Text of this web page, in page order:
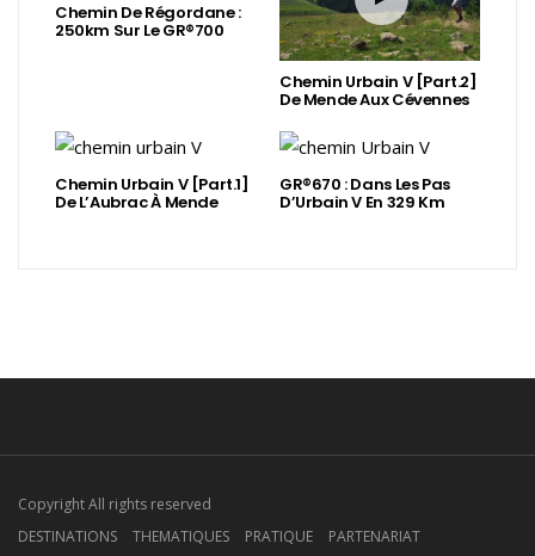
Chemin De Régordane :
250km Sur Le GR®700
Chemin Urbain V [Part.2]
De Mende Aux Cévennes
Chemin Urbain V [Part.1]
De L’Aubrac À Mende
GR®670 : Dans Les Pas
D’Urbain V En 329 Km
Copyright All rights reserved
DESTINATIONS
THEMATIQUES PRATIQUE PARTENARIAT